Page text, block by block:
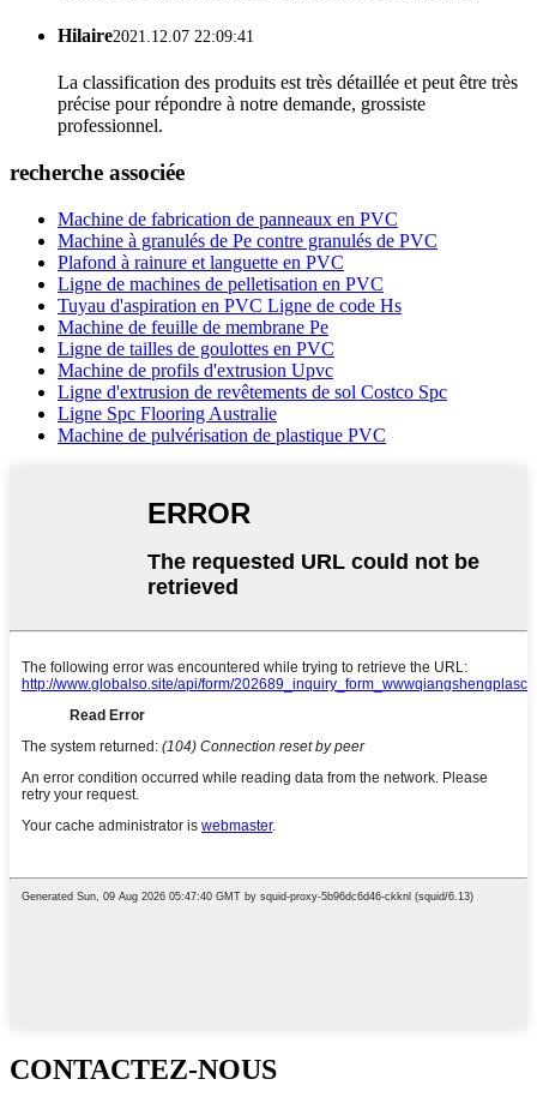
Hilaire2021.12.07 22:09:41
La classification des produits est très détaillée et peut être très
précise pour répondre à notre demande, grossiste
professionnel.
recherche associée
Machine de fabrication de panneaux en PVC
Machine à granulés de Pe contre granulés de PVC
Plafond à rainure et languette en PVC
Ligne de machines de pelletisation en PVC
Tuyau d'aspiration en PVC Ligne de code Hs
Machine de feuille de membrane Pe
Ligne de tailles de goulottes en PVC
Machine de profils d'extrusion Upvc
Ligne d'extrusion de revêtements de sol Costco Spc
Ligne Spc Flooring Australie
Machine de pulvérisation de plastique PVC
CONTACTEZ-NOUS